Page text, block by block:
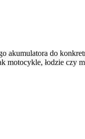
akumulatora do
łodzie czy